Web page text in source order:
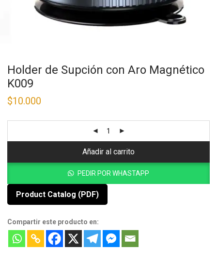
Holder de Supción con Aro Magnético
K009
$10.000
Añadir al carrito
PEDIR POR WHASTAPP
Product Catalog (PDF)
Compartir este producto en: